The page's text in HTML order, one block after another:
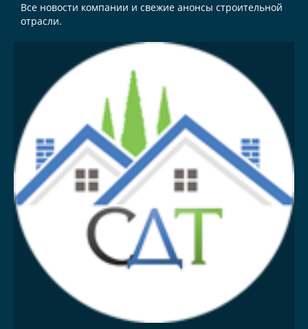
Все новости компании и свежие анонсы строительной
отрасли.